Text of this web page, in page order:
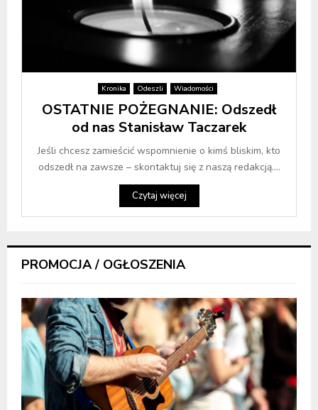
Kronika Odeszli Wiadomości
OSTATNIE POŻEGNANIE: Odszedł
od nas Stanisław Taczarek
Jeśli chcesz zamieścić wspomnienie o kimś bliskim, kto
odszedł na zawsze – skontaktuj się z naszą redakcją....
Czytaj więcej
PROMOCJA / OGŁOSZENIA